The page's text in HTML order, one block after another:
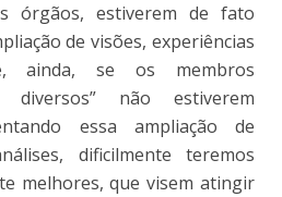
órgãos, estiverem de fato
de visões, experiências
ainda, se os membros
diversos” não estiverem
essa ampliação de
dificilmente teremos
melhores, que visem atingir